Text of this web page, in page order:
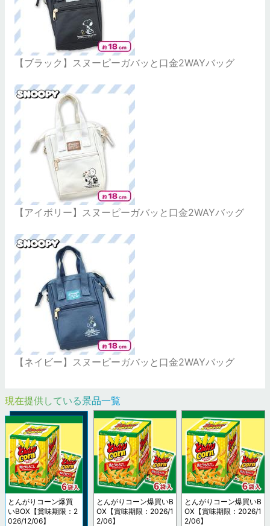
【ブラック】スヌーピーガバッと口金2WAYバッグ
【アイボリー】スヌーピーガバッと口金2WAYバッグ
【ネイビー】スヌーピーガバッと口金2WAYバッグ
現在提供している景品一覧
とんがりコーン爆買
いBOX【賞味期限：2
026/12/06】
とんがりコーン爆買いB
OX【賞味期限：2026/1
2/06】
とんがりコーン爆買いB
OX【賞味期限：2026/1
2/06】